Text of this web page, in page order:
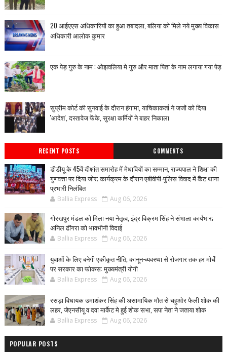
20 आईएएस अधिकारियों का हुआ तबादला, बलिया को मिले नये मुख्य विकास
अधिकारी आलोक कुमार
एक पेड़ गुरु के नाम : ओझवलिया मे गुरु और माता पिता के नाम लगाया गया पेड़
सुप्रीम कोर्ट की सुनवाई के दौरान हंगामा, याचिकाकर्ता ने जजों को दिया
'आदेश', दस्तावेज फेंके, सुरक्षा कर्मियों ने बाहर निकाला
RECENT POSTS COMMENTS
डीडीयू के 45वें दीक्षांत समारोह में मेधावियों का सम्मान, राज्यपाल ने शिक्षा की
गुणवत्ता पर दिया जोर; कार्यक्रम के दौरान एबीवीपी-पुलिस विवाद में कैंट थाना
प्रभारी निलंबित
Ballia Express Aug 06, 2026
गोरखपुर मंडल को मिला नया नेतृत्व, इंद्र विक्रम सिंह ने संभाला कार्यभार;
अनिल ढींगरा को भावभीनी विदाई
Ballia Express Aug 06, 2026
युवाओं के लिए बनेगी एकीकृत नीति, कानून-व्यवस्था से रोजगार तक हर मोर्चे
पर सरकार का फोकस: मुख्यमंत्री योगी
Ballia Express Aug 06, 2026
रसड़ा विधायक उमाशंकर सिंह की असामायिक मौत से चहुओर फैली शोक की
लहर, जेएनसीयू व दवा मार्केट मे हुई शोक सभा, सपा नेता ने जताया शोक
Ballia Express Aug 06, 2026
POPULAR POSTS